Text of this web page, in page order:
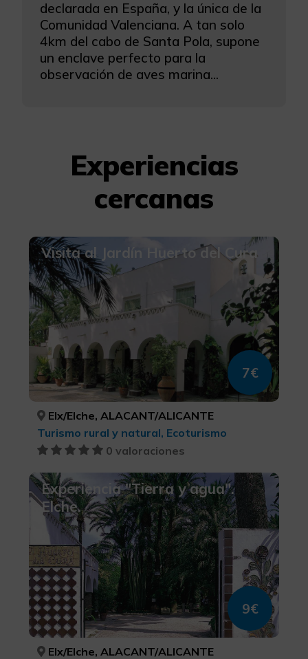
declarada en España, y la única de la
Comunidad Valenciana. A tan solo
4km del cabo de Santa Pola, supone
un enclave perfecto para la
observación de aves marina...
Experiencias
cercanas
Visita al Jardín Huerto del Cura
7€
Elx/Elche, ALACANT/ALICANTE
Turismo rural y natural, Ecoturismo
0 valoraciones
Experiencia "Tierra y agua".
Elche.
9€
Elx/Elche, ALACANT/ALICANTE